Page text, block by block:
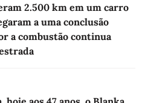
2.500 km em um carro
a uma conclusão
a combustão continua